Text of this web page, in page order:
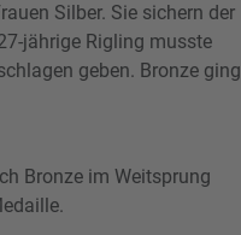
Silber. Sie sichern der
jährige Rigling musste
geben. Bronze ging
Bronze im Weitsprung